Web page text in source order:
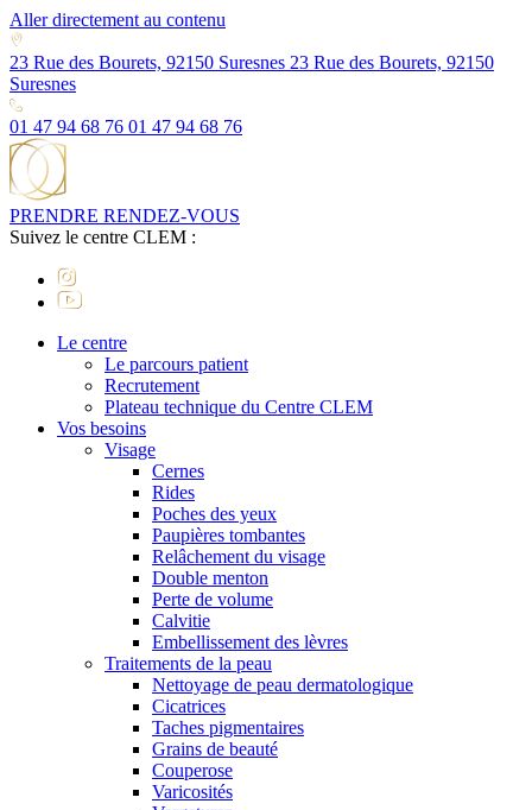
Aller directement au contenu
23 Rue des Bourets, 92150 Suresnes 23 Rue des Bourets, 92150
Suresnes
01 47 94 68 76 01 47 94 68 76
PRENDRE RENDEZ-VOUS
Suivez le centre CLEM :
Le centre
Le parcours patient
Recrutement
Plateau technique du Centre CLEM
Vos besoins
Visage
Cernes
Rides
Poches des yeux
Paupières tombantes
Relâchement du visage
Double menton
Perte de volume
Calvitie
Embellissement des lèvres
Traitements de la peau
Nettoyage de peau dermatologique
Cicatrices
Taches pigmentaires
Grains de beauté
Couperose
Varicosités